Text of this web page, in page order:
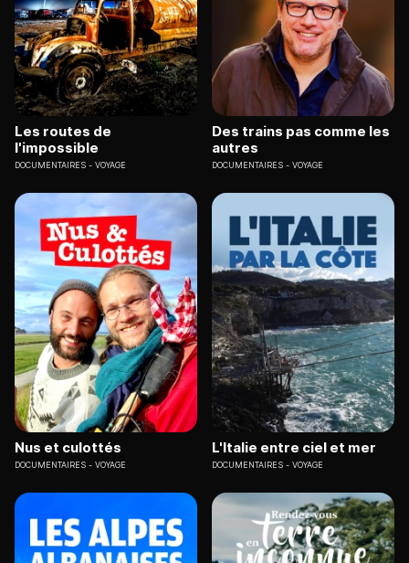
Les routes de
l'impossible
DOCUMENTAIRES VOYAGE
Des trains pas comme les
autres
DOCUMENTAIRES VOYAGE
Nus et culottés
DOCUMENTAIRES VOYAGE
L'Italie entre ciel et mer
DOCUMENTAIRES VOYAGE